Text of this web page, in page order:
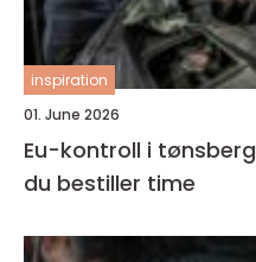
inspiration
01. June 2026
Eu-kontroll i tønsberg dette bør du vite før
du bestiller time